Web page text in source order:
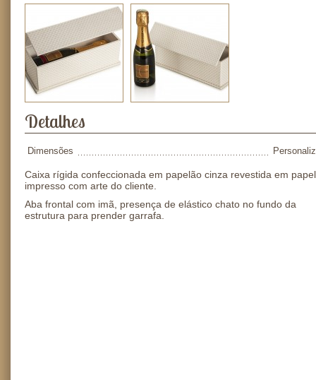
Detalhes
Dimensões
Caixa rígida confeccionada em papelão cinza revestida em papel
impresso com arte do cliente.
Aba frontal com imã, presença de elástico chato no fundo da
estrutura para prender garrafa.